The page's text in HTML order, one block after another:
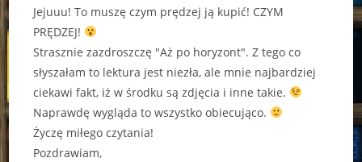
Jejuuu! To muszę czym prędzej ją kupić! CZYM
PRĘDZEJ!
Strasznie zazdroszczę "Aż po horyzont". Z tego co
słyszałam to lektura jest niezła, ale mnie najbardziej
ciekawi fakt, iż w środku są zdjęcia i inne takie.
Naprawdę wygląda to wszystko obiecująco.
Życzę miłego czytania!
Pozdrawiam,